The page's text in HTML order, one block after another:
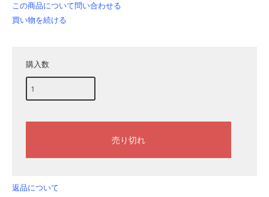
この商品について問い合わせる
買い物を続ける
購入数
返品について